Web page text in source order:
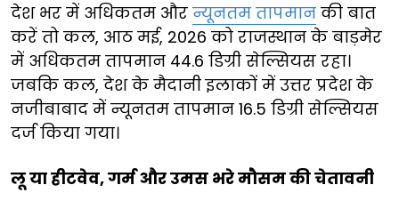
देश भर में अधिकतम और न्यूनतम तापमान की बात
करें तो कल, आठ मई, 2026 को राजस्थान के बाड़मेर
में अधिकतम तापमान 44.6 डिग्री सेल्सियस रहा।
जबकि कल, देश के मैदानी इलाकों में उत्तर प्रदेश के
नजीबाबाद में न्यूनतम तापमान 16.5 डिग्री सेल्सियस
दर्ज किया गया।
लू या हीटवेव, गर्म और उमस भरे मौसम की चेतावनी